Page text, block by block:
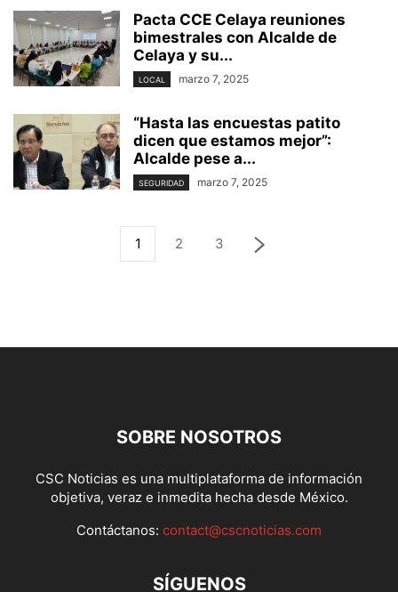
Pacta CCE Celaya reuniones
bimestrales con Alcalde de
Celaya y su...
LOCAL marzo 7, 2025
“Hasta las encuestas patito
dicen que estamos mejor”:
Alcalde pese a...
SEGURIDAD marzo 7, 2025
1 2 3
SOBRE NOSOTROS
CSC Noticias es una multiplataforma de información
objetiva, veraz e inmedita hecha desde México.
Contáctanos: contact@cscnoticias.com
SÍGUENOS